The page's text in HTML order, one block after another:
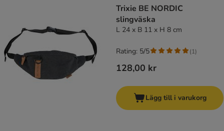
Trixie BE NORDIC
slingväska
L 24 x B 11 x H 8 cm
128,00 kr
Rating: 5/5 (1)
Lägg till i varukorg